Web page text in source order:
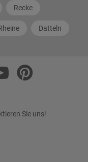
Recke
Datteln
Sie uns!